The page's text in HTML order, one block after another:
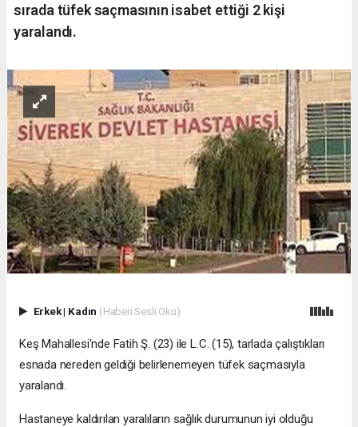
sırada tüfek saçmasının isabet ettiği 2 kişi
yaralandı.
Erkek| Kadın (Haberi Sesli Oku)
Keş Mahallesi'nde Fatih Ş. (23) ile L.C. (15), tarlada çalıştıkları
esnada nereden geldiği belirlenemeyen tüfek saçmasıyla
yaralandı.
Hastaneye kaldırılan yaralıların sağlık durumunun iyi olduğu